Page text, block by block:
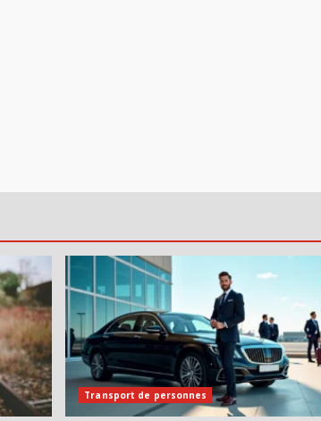
Transport de personnes